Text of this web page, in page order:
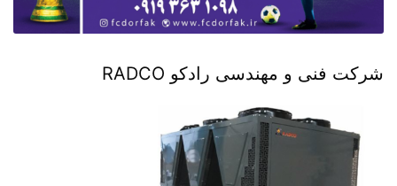
شرکت فنی و مهندسی رادکو RADCO